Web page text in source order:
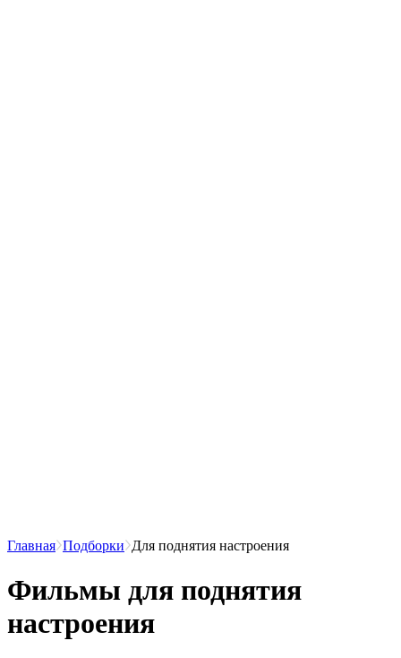
Главная Подборки Для поднятия настроения
Фильмы для поднятия
настроения